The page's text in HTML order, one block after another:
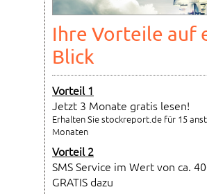
Ihre Vorteile auf
Blick
Vorteil 1
Jetzt 3 Monate gratis lesen!
Erhalten Sie stockreport.de für 15
Monaten
Vorteil 2
SMS Service im Wert von ca.
GRATIS dazu